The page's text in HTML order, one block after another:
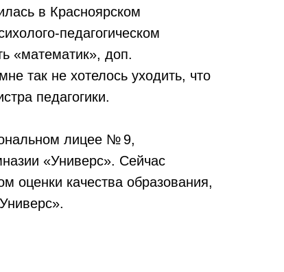
в Красноярском
педагогическом
«математик», доп.
так не хотелось уходить, что
педагогики.
лицее № 9,
«Универс». Сейчас
оценки качества образования,